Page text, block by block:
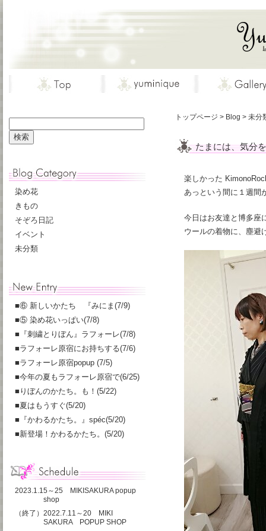
トップページ > Blog > 未分
たまには、気分
楽しかった
あっという間に１週間
今日はお友達と博多座
ウールの着物に、塵避
染め花
きもの
そぞろ日記
イベント
未分類
■⑥ 新しいかたち 『みにま(7/9)
■⑤ 染め花いっぱい(7/8)
■ 『刺繍とりぼん』ラフォーレ(7/8)
■ラフォーレ原宿にお持ちする(7/6)
■ラフォーレ原宿popup (7/5)
■今年の夏もラフォーレ原宿で(6/25)
■ りぼんのかたち。も！(5/22)
■夏はもうすぐ(5/20)
■ 『かわるかたち。』spéc(5/20)
■新登場！かわるかたち。(5/20)
2023.1.15～25 MIKISAKURA popup
shop
（終了）2022.7.11～20 MIKI
SAKURA POPUP SHOP